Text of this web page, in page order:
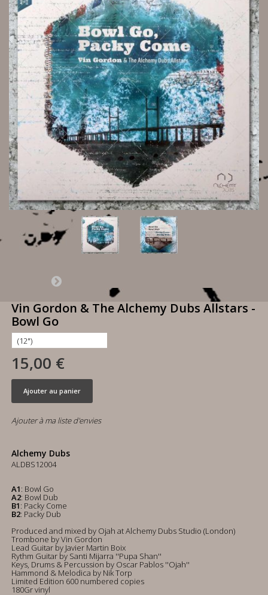
Vin Gordon & The Alchemy Dubs Allstars -
Bowl Go
15,00 €
Ajouter au panier
Ajouter à ma liste d'envies
Alchemy Dubs
ALDBS12004
A1: Bowl Go
A2: Bowl Dub
B1: Packy Come
B2: Packy Dub
Produced and mixed by Ojah at Alchemy Dubs Studio (London)
Trombone by Vin Gordon
Lead Guitar by Javier Martin Boix
Rythm Guitar by Santi Mijarra ''Pupa Shan''
Keys, Drums & Percussion by Oscar Pablos ''Ojah''
Hammond & Melodica by Nik Torp
Limited Edition 600 numbered copies
180Gr vinyl